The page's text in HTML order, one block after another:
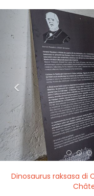
<
Dinosaurus raksasa di